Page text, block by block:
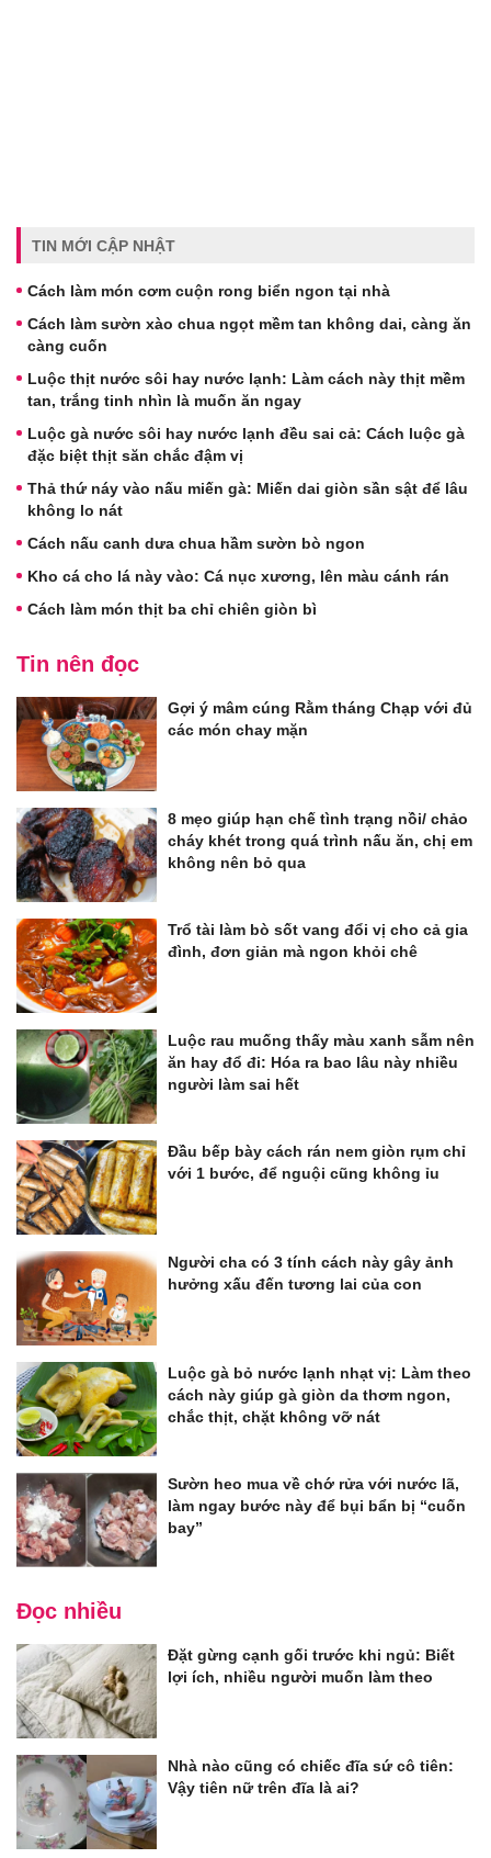
TIN MỚI CẬP NHẬT
Cách làm món cơm cuộn rong biển ngon tại nhà
Cách làm sườn xào chua ngọt mềm tan không dai, càng ăn
càng cuốn
Luộc thịt nước sôi hay nước lạnh: Làm cách này thịt mềm
tan, trắng tinh nhìn là muốn ăn ngay
Luộc gà nước sôi hay nước lạnh đều sai cả: Cách luộc gà
đặc biệt thịt săn chắc đậm vị
Thả thứ náy vào nấu miến gà: Miến dai giòn sần sật để lâu
không lo nát
Cách nấu canh dưa chua hầm sườn bò ngon
Kho cá cho lá này vào: Cá nục xương, lên màu cánh rán
Cách làm món thịt ba chỉ chiên giòn bì
Tin nên đọc
Gợi ý mâm cúng Rằm tháng Chạp với đủ
các món chay mặn
8 mẹo giúp hạn chế tình trạng nồi/ chảo
cháy khét trong quá trình nấu ăn, chị em
không nên bỏ qua
Trổ tài làm bò sốt vang đổi vị cho cả gia
đình, đơn giản mà ngon khỏi chê
Luộc rau muống thấy màu xanh sẫm nên
ăn hay đổ đi: Hóa ra bao lâu này nhiều
người làm sai hết
Đầu bếp bày cách rán nem giòn rụm chỉ
với 1 bước, để nguội cũng không ỉu
Người cha có 3 tính cách này gây ảnh
hưởng xấu đến tương lai của con
Luộc gà bỏ nước lạnh nhạt vị: Làm theo
cách này giúp gà giòn da thơm ngon,
chắc thịt, chặt không vỡ nát
Sườn heo mua về chớ rửa với nước lã,
làm ngay bước này để bụi bẩn bị “cuốn
bay”
Đọc nhiều
Đặt gừng cạnh gối trước khi ngủ: Biết
lợi ích, nhiều người muốn làm theo
Nhà nào cũng có chiếc đĩa sứ cô tiên:
Vậy tiên nữ trên đĩa là ai?